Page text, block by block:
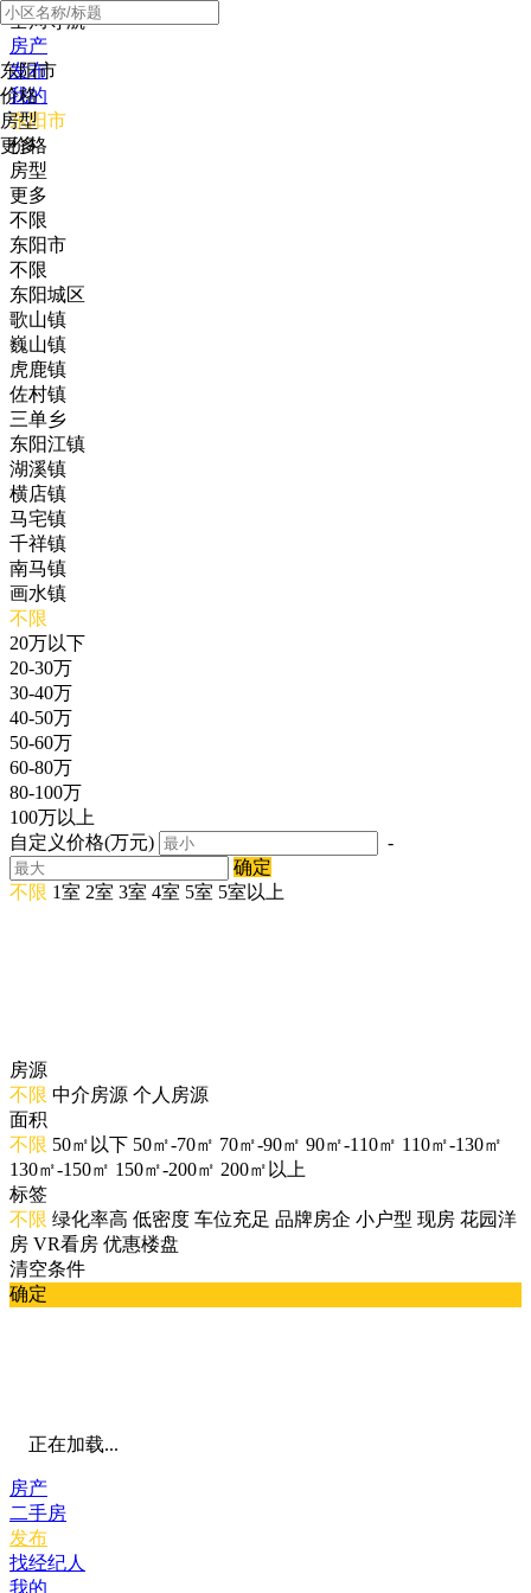
全局导航
房产
发布
我的
东阳市
价格
房型
更多
东阳市
价格
房型
更多
不限
东阳市
不限
东阳城区
歌山镇
巍山镇
虎鹿镇
佐村镇
三单乡
东阳江镇
湖溪镇
横店镇
马宅镇
千祥镇
南马镇
画水镇
不限
20万以下
20-30万
30-40万
40-50万
50-60万
60-80万
80-100万
100万以上
自定义价格(万元)
-
确定
不限 1室 2室 3室 4室 5室 5室以上
房源
不限 中介房源 个人房源
面积
不限 50㎡以下 50㎡-70㎡ 70㎡-90㎡ 90㎡-110㎡ 110㎡-130㎡
130㎡-150㎡ 150㎡-200㎡ 200㎡以上
标签
不限 绿化率高 低密度 车位充足 品牌房企 小户型 现房 花园洋
房 VR看房 优惠楼盘
清空条件
确定
正在加载...
房产
二手房
发布
找经纪人
我的